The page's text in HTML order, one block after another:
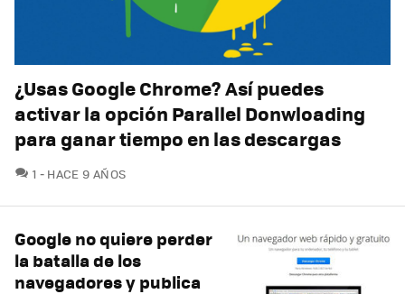
¿Usas Google Chrome? Así puedes
activar la opción Parallel Donwloading
para ganar tiempo en las descargas
1 COMENTARIOS
HACE 9 AÑOS
Google no quiere perder
la batalla de los
navegadores y publica